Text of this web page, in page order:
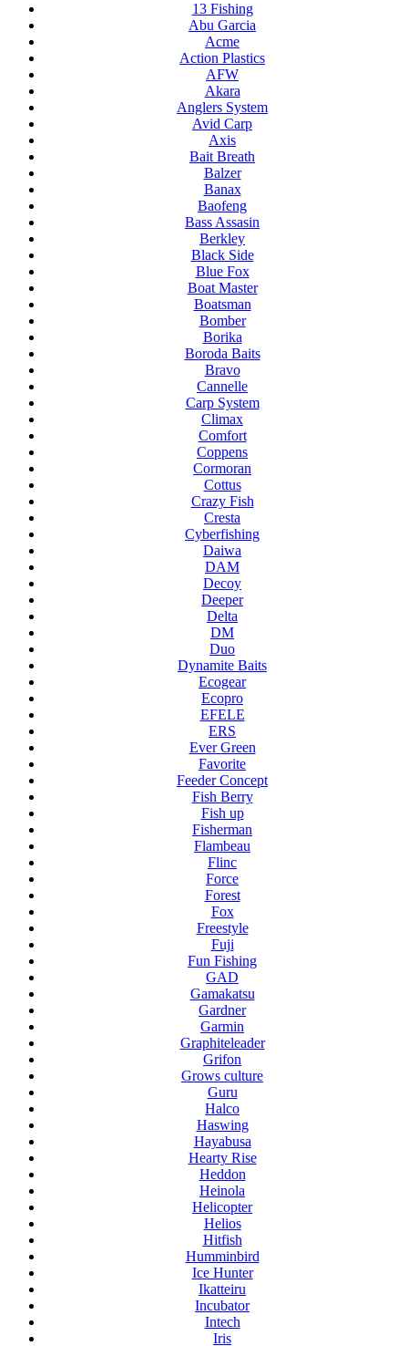
13 Fishing
Abu Garcia
Acme
Action Plastics
AFW
Akara
Anglers System
Avid Carp
Axis
Bait Breath
Balzer
Banax
Baofeng
Bass Assasin
Berkley
Black Side
Blue Fox
Boat Master
Boatsman
Bomber
Borika
Boroda Baits
Bravo
Cannelle
Carp System
Climax
Comfort
Coppens
Cormoran
Cottus
Crazy Fish
Cresta
Cyberfishing
Daiwa
DAM
Decoy
Deeper
Delta
DM
Duo
Dynamite Baits
Ecogear
Ecopro
EFELE
ERS
Ever Green
Favorite
Feeder Concept
Fish Berry
Fish up
Fisherman
Flambeau
Flinc
Force
Forest
Fox
Freestyle
Fuji
Fun Fishing
GAD
Gamakatsu
Gardner
Garmin
Graphiteleader
Grifon
Grows culture
Guru
Halco
Haswing
Hayabusa
Hearty Rise
Heddon
Heinola
Helicopter
Helios
Hitfish
Humminbird
Ice Hunter
Ikatteiru
Incubator
Intech
Iris